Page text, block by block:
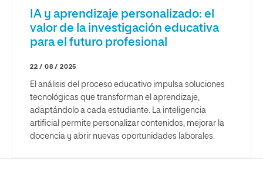
IA y aprendizaje personalizado: el
valor de la investigación educativa
para el futuro profesional
22 / 08 / 2025
El análisis del proceso educativo impulsa soluciones
tecnológicas que transforman el aprendizaje,
adaptándolo a cada estudiante. La inteligencia
artificial permite personalizar contenidos, mejorar la
docencia y abrir nuevas oportunidades laborales.